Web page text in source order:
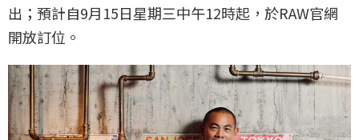
出；預計自9月15日星期三中午12時起，於RAW官網
開放訂位。